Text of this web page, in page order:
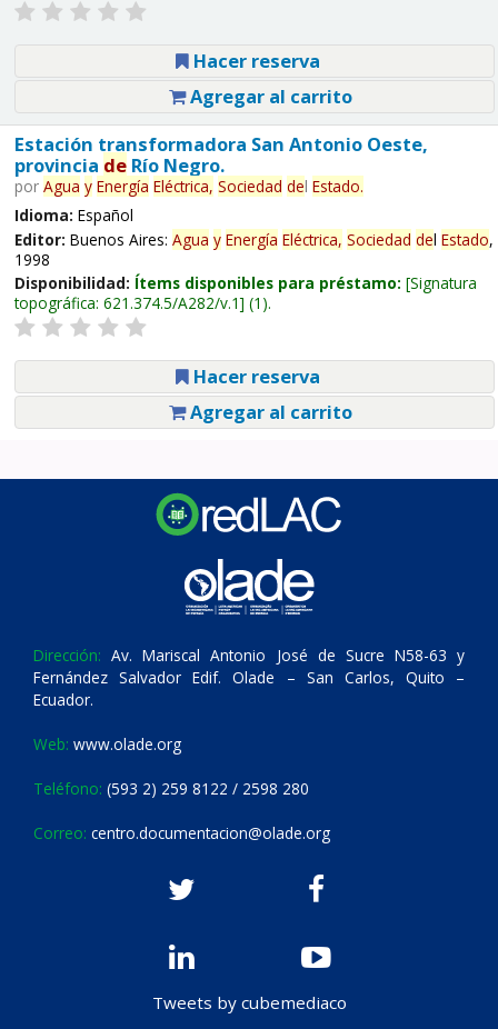
Hacer reserva
Agregar al carrito
Estación transformadora San Antonio Oeste,
provincia deRío Negro.
por Agua y Energía Eléctrica, Sociedad del Estado.
Idioma: Español
Editor: Buenos Aires: Agua y Energía Eléctrica, Sociedad del Estado,
1998
Disponibilidad: Ítems disponibles para préstamo: Signatura
topográfica: 621.374.5/A282/v.1 (1).
Hacer reserva
Agregar al carrito
Dirección: Av. Mariscal Antonio José de Sucre N58-63 y
Fernández Salvador Edif. Olade – San Carlos, Quito –
Ecuador.
Web: www.olade.org
Teléfono: (593 2) 259 8122 / 2598 280
Correo: centro.documentacion@olade.org
Tweets by cubemediaco